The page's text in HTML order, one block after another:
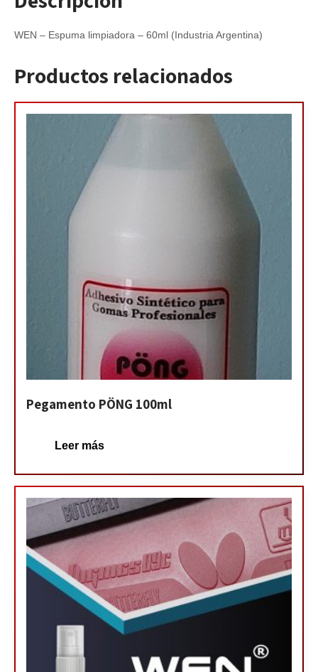
WEN – Espuma limpiadora – 60ml (Industria Argentina)
Productos relacionados
Pegamento PÖNG 100ml
Leer más